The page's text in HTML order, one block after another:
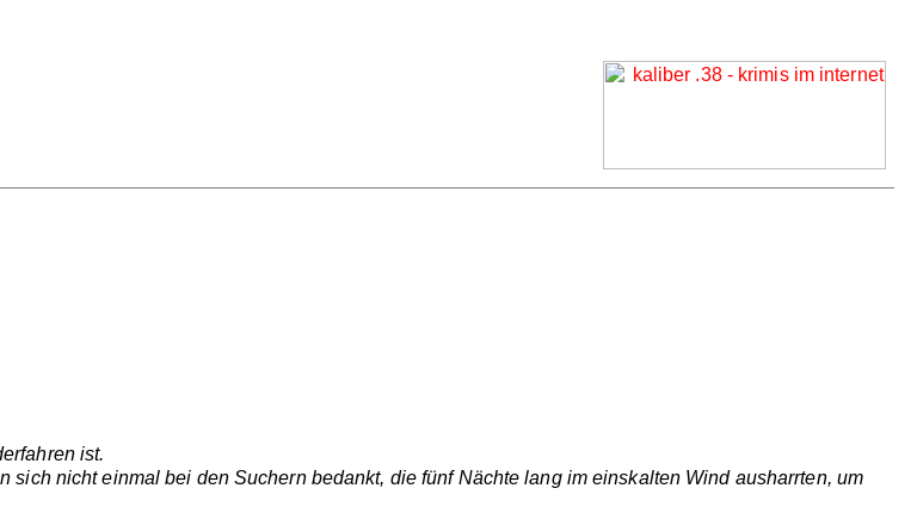
ist.
sich nicht einmal bei den Suchern bedankt, die fünf Nächte lang im einskalten Wind ausharrten, um